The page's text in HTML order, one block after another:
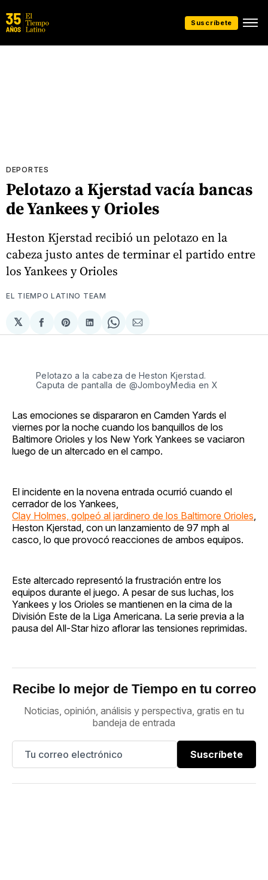
Suscríbete
DEPORTES
Pelotazo a Kjerstad vacía bancas
de Yankees y Orioles
Heston Kjerstad recibió un pelotazo en la
cabeza justo antes de terminar el partido entre
los Yankees y Orioles
EL TIEMPO LATINO TEAM
𝕏
Compartir
en
Share
on
Compartir
en
Share
on
Compartir
via
Pelotazo a la cabeza de Heston Kjerstad.
Caputa de pantalla de @JomboyMedia en X
Las emociones se dispararon en Camden Yards el
viernes por la noche cuando los banquillos de los
Baltimore Orioles y los New York Yankees se vaciaron
luego de un altercado en el campo.
El incidente en la novena entrada ocurrió cuando el
cerrador de los Yankees,
Clay Holmes, golpeó al jardinero de los Baltimore Orioles
Heston Kjerstad, con un lanzamiento de 97 mph al
casco, lo que provocó reacciones de ambos equipos.
Este altercado representó la frustración entre los
equipos durante el juego. A pesar de sus luchas, los
Yankees y los Orioles se mantienen en la cima de la
División Este de la Liga Americana. La serie previa a la
pausa del All-Star hizo aflorar las tensiones reprimidas.
Recibe lo mejor de Tiempo en tu correo
Noticias, opinión, análisis y perspectiva, gratis en tu
bandeja de entrada
Suscríbete